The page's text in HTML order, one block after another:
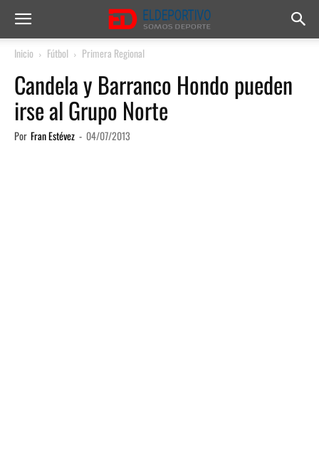
Inicio Fútbol Primera Regional
Candela y Barranco Hondo pueden
irse al Grupo Norte
Por Fran Estévez - 04/07/2013